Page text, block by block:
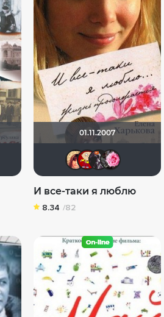
Фокс Малдер
01.11.2007
И все-таки я люблю
8.34 /82